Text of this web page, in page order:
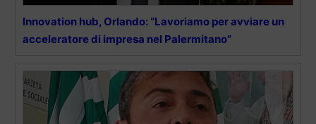
Innovation hub, Orlando: “Lavoriamo per avviare un
acceleratore di impresa nel Palermitano”